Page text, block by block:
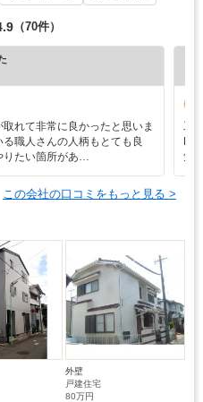
（70件）
れて非常に良かったと思いま
職人さんの人柄もとても良
たい箇所があ…
工
NE
気
この会社の口コミをもっと見る >
外壁
戸建住宅
80万円